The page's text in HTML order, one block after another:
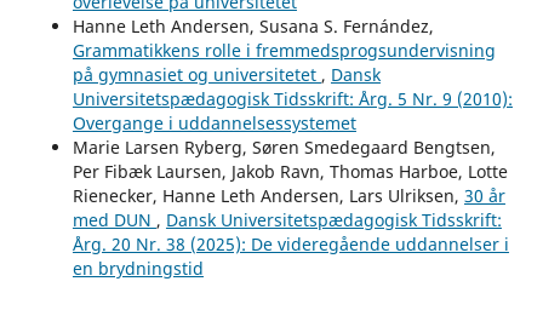
Hanne Leth Andersen, Susana S. Fernández,
Grammatikkens rolle i fremmedsprogsundervisning
på gymnasiet og universitetet , Dansk
Universitetspædagogisk Tidsskrift: Årg. 5 Nr. 9 (2010):
Overgange i uddannelsessystemet
Marie Larsen Ryberg, Søren Smedegaard Bengtsen,
Per Fibæk Laursen, Jakob Ravn, Thomas Harboe, Lotte
Rienecker, Hanne Leth Andersen, Lars Ulriksen, 30 år
med DUN , Dansk Universitetspædagogisk Tidsskrift:
Årg. 20 Nr. 38 (2025): De videregående uddannelser i
en brydningstid